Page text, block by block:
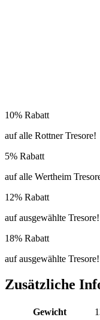
10% Rabatt
auf alle Rottner Tresore!
5% Rabatt
auf alle Wertheim
12% Rabatt
auf ausgewählte Tresore!
18% Rabatt
auf ausgewählte Tresore!
Zusätzliche
Gewicht